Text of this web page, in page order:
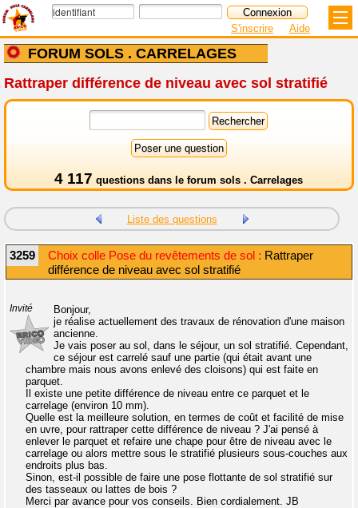
FORUM SOLS . CARRELAGES
S'inscrire Aide
Rattraper différence de niveau avec sol stratifié
4 117 questions dans le forum sols . Carrelages
Liste des questions
3259 Choix colle Pose du revêtements de sol : Rattraper
différence de niveau avec sol stratifié
Invité
Bonjour,
je réalise actuellement des travaux de rénovation d'une maison
ancienne.
Je vais poser au sol, dans le séjour, un sol stratifié. Cependant,
ce séjour est carrelé sauf une partie (qui était avant une
chambre mais nous avons enlevé des cloisons) qui est faite en
parquet.
Il existe une petite différence de niveau entre ce parquet et le
carrelage (environ 10 mm).
Quelle est la meilleure solution, en termes de coût et facilité de mise
en uvre, pour rattraper cette différence de niveau ? J'ai pensé à
enlever le parquet et refaire une chape pour être de niveau avec le
carrelage ou alors mettre sous le stratifié plusieurs sous-couches aux
endroits plus bas.
Sinon, est-il possible de faire une pose flottante de sol stratifié sur
des tasseaux ou lattes de bois ?
Merci par avance pour vos conseils. Bien cordialement. JB